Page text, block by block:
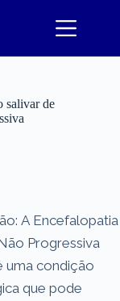
salivar de
A Encefalopatia
Progressiva
uma condição
que pode